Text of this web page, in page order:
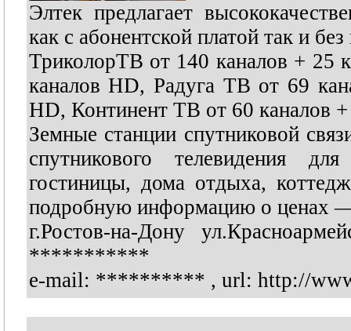
Элтек предлагает
как с абонентской платой так и
ТриколорТВ от 140 каналов + 25
каналов HD, Радуга ТВ от 69
HD, Континент ТВ от 60 каналов
Земные станции спутниковой
спутникового телевидения
гостиницы, дома отдыха,
подробную информацию о ценах
г.Ростов-на-Дону
***********
e-mail: ********** , url: http://